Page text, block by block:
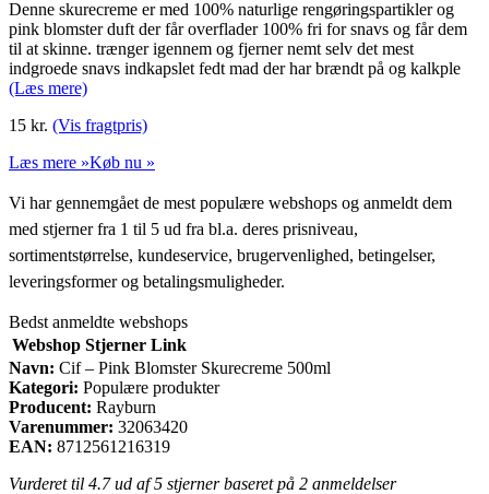
Denne skurecreme er med 100% naturlige rengøringspartikler og
pink blomster duft der får overflader 100% fri for snavs og får dem
til at skinne. trænger igennem og fjerner nemt selv det mest
indgroede snavs indkapslet fedt mad der har brændt på og kalkple
(Læs mere)
15 kr. (Vis fragtpris)
Læs mere »Køb nu »
Vi har gennemgået de mest populære webshops og anmeldt dem
med stjerner fra 1 til 5 ud fra bl.a. deres prisniveau,
sortimentstørrelse, kundeservice, brugervenlighed, betingelser,
leveringsformer og betalingsmuligheder.
Bedst anmeldte webshops
Webshop Stjerner Link
Navn: Cif – Pink Blomster Skurecreme 500ml
Kategori: Populære produkter
Producent: Rayburn
Varenummer: 32063420
EAN: 8712561216319
Vurderet til 4.7ud af 5 stjerner baseret på 2 anmeldelser